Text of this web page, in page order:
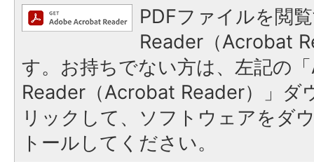
PDFファイルを閲
Reader（Acrobat
す。お持ちでない方は、左記の
Reader（Acrobat Reader）」ダ
リックして、ソフトウェアをダ
トールしてください。